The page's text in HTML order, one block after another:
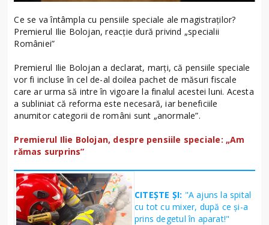
Ce se va întâmpla cu pensiile speciale ale magistraților?
Premierul Ilie Bolojan, reacție dură privind „specialii
României”
Premierul Ilie Bolojan a declarat, marți, că pensiile speciale
vor fi incluse în cel de-al doilea pachet de măsuri fiscale
care ar urma să intre în vigoare la finalul acestei luni. Acesta
a subliniat că reforma este necesară, iar beneficiile
anumitor categorii de români sunt „anormale”.
Premierul Ilie Bolojan, despre pensiile speciale: „Am
rămas surprins”
CITEȘTE ȘI: "A ajuns la spital
cu tot cu mixer, după ce și-a
prins degetul în aparat!"